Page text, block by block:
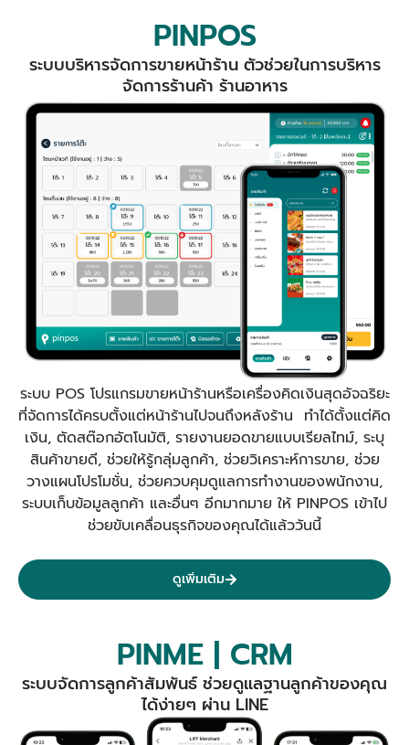
PINPOS
ระบบบริหารจัดการขายหน้าร้าน ตัวช่วยในการบริหาร
จัดการร้านค้า ร้านอาหาร
ระบบ POS โปรแกรมขายหน้าร้านหรือเครื่องคิดเงินสุดอัจฉริยะ
ที่จัดการได้ครบตั้งแต่หน้าร้านไปจนถึงหลังร้าน ทำได้ตั้งแต่คิด
เงิน, ตัดสต๊อกอัตโนมัติ, รายงานยอดขายแบบเรียลไทม์, ระบุ
สินค้าขายดี, ช่วยให้รู้กลุ่มลูกค้า, ช่วยวิเคราะห์การขาย, ช่วย
วางแผนโปรโมชั่น, ช่วยควบคุมดูแลการทำงานของพนักงาน,
ระบบเก็บข้อมูลลูกค้า และอื่นๆ อีกมากมาย ให้ PINPOS เข้าไป
ช่วยขับเคลื่อนธุรกิจของคุณได้แล้ววันนี้
ดูเพิ่มเติม
PINME | CRM
ระบบจัดการลูกค้าสัมพันธ์ ช่วยดูแลฐานลูกค้าของคุณ
ได้ง่ายๆ ผ่าน LINE